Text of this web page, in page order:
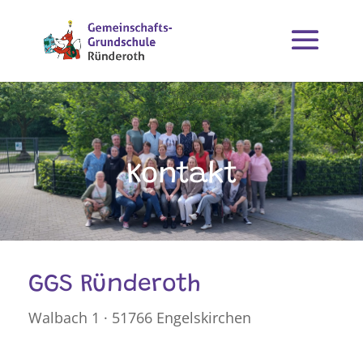
Kontakt
GGS Ründeroth
Walbach 1 · 51766 Engelskirchen